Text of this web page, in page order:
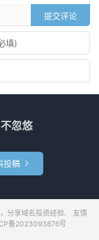
提交评论
忽悠
投稿 
分享域名投资经验. 友情
备2023093876号